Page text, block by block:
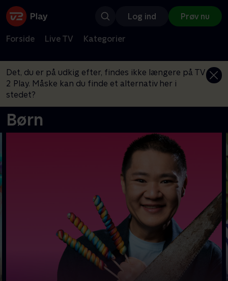
Log ind Prøv nu
Forside Live TV Kategorier
Det, du er på udkig efter, findes ikke længere på TV
2 Play. Måske kan du finde et alternativ her i
stedet?
Børn